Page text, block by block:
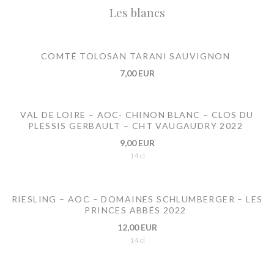
Les blancs
COMTÉ TOLOSAN TARANI SAUVIGNON
7,00 EUR
VAL DE LOIRE – AOC- CHINON BLANC – CLOS DU
PLESSIS GERBAULT – CHT VAUGAUDRY 2022
9,00 EUR
14 cl
RIESLING – AOC – DOMAINES SCHLUMBERGER – LES
PRINCES ABBÉS 2022
12,00 EUR
14 cl